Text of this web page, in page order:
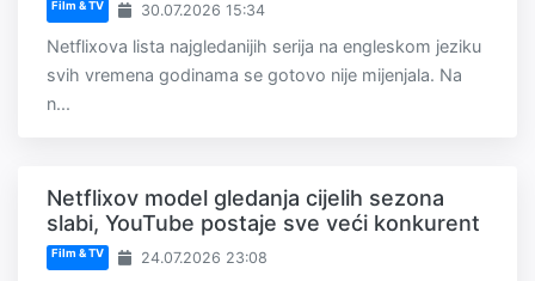
Film & TV 30.07.2026 15:34
Netflixova lista najgledanijih serija na engleskom jeziku
svih vremena godinama se gotovo nije mijenjala. Na
n...
Netflixov model gledanja cijelih sezona
slabi, YouTube postaje sve veći konkurent
Film & TV 24.07.2026 23:08